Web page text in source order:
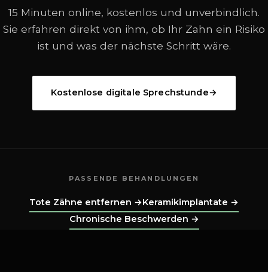
15 Minuten online, kostenlos und unverbindlich.
Sie erfahren direkt von ihm, ob Ihr Zahn ein Risiko
ist und was der nächste Schritt wäre.
Kostenlose digitale Sprechstunde→
PASSENDE BEHANDLUNGEN
Tote Zähne entfernen →Keramikimplantate →
Chronische Beschwerden →